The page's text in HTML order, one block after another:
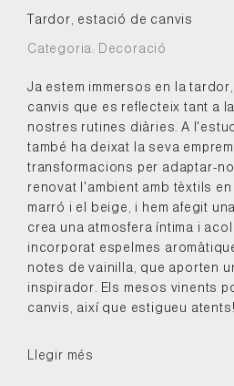
Tardor, estació de canvis
Categoria: Decoració
Ja estem immersos en la
canvis que es reflecteix tant a
nostres rutines diàries. A
també ha deixat la seva
transformacions per adaptar-
renovat l'ambient amb tèxtils
marró i el beige, i hem afegit
crea una atmosfera íntima i
incorporat espelmes
notes de vainilla, que aporten
inspirador. Els mesos vinents
canvis, així que estigueu atents!
Llegir més